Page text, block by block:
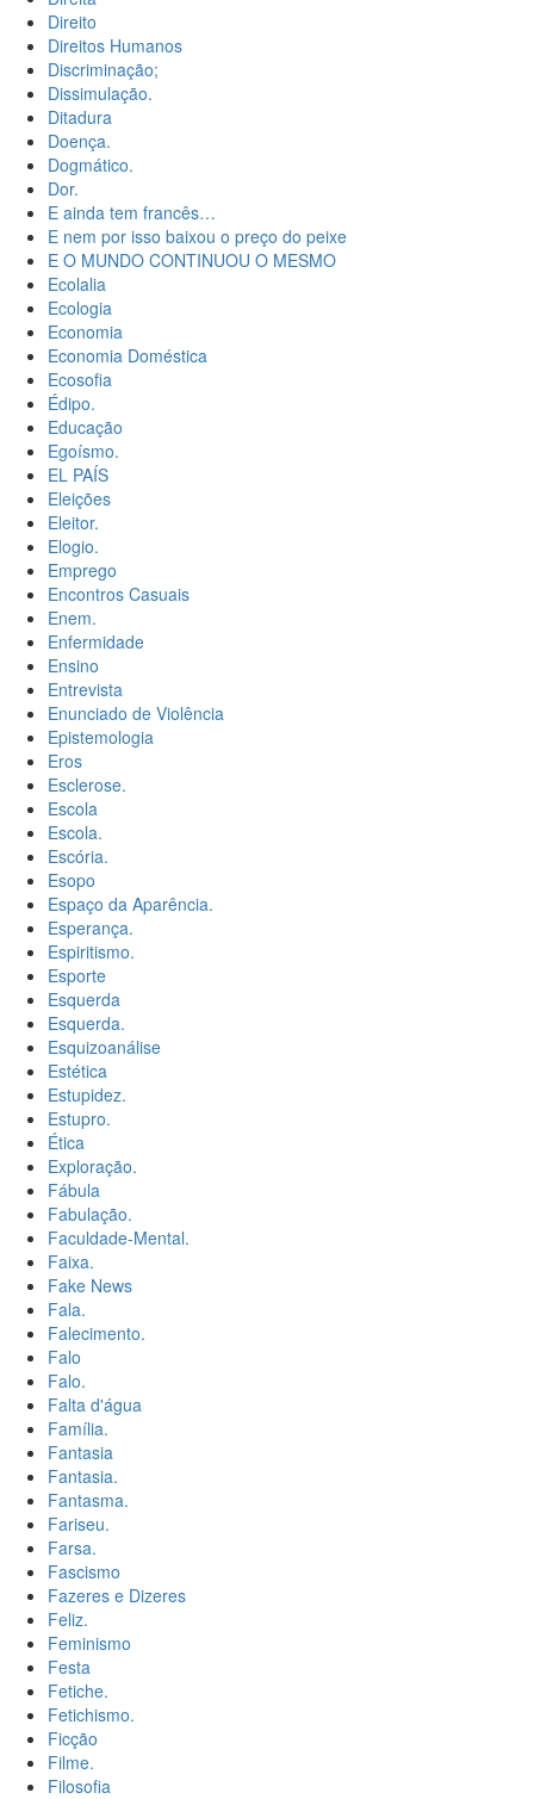
Direito
Direitos Humanos
Discriminação;
Dissimulação.
Ditadura
Doença.
Dogmático.
Dor.
E ainda tem francês…
E nem por isso baixou o preço do peixe
E O MUNDO CONTINUOU O MESMO
Ecolalia
Ecologia
Economia
Economia Doméstica
Ecosofia
Édipo.
Educação
Egoísmo.
EL PAÍS
Eleições
Eleitor.
Elogio.
Emprego
Encontros Casuais
Enem.
Enfermidade
Ensino
Entrevista
Enunciado de Violência
Epistemologia
Eros
Esclerose.
Escola
Escola.
Escória.
Esopo
Espaço da Aparência.
Esperança.
Espiritismo.
Esporte
Esquerda
Esquerda.
Esquizoanálise
Estética
Estupidez.
Estupro.
Ética
Exploração.
Fábula
Fabulação.
Faculdade-Mental.
Faixa.
Fake News
Fala.
Falecimento.
Falo
Falo.
Falta d'água
Família.
Fantasia
Fantasia.
Fantasma.
Fariseu.
Farsa.
Fascismo
Fazeres e Dizeres
Feliz.
Feminismo
Festa
Fetiche.
Fetichismo.
Ficção
Filme.
Filosofia